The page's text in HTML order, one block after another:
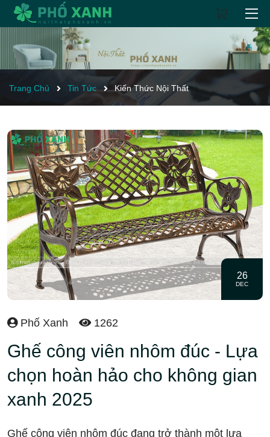
Trang Chủ Tin Tức Kiến Thức Nội Thất
26
DEC
Phố Xanh 1262
Ghế công viên nhôm đúc - Lựa
chọn hoàn hảo cho không gian
xanh 2025
Ghế công viên nhôm đúc đang trở thành một lựa